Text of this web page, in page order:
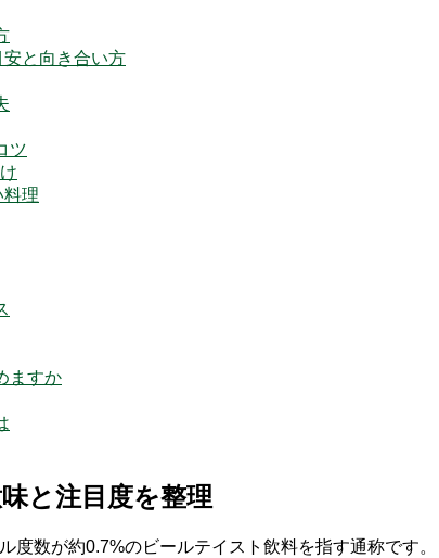
と向き合い方
ツ
料理
ますか
と注目度を整理
度数が約0.7%のビールテイスト飲料を指す通称です。